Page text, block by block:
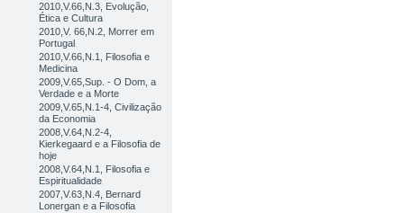
2010,V.66,N.3, Evolução,
Ética e Cultura
2010,V. 66,N.2, Morrer em
Portugal
2010,V.66,N.1, Filosofia e
Medicina
2009,V.65,Sup. - O Dom, a
Verdade e a Morte
2009,V.65,N.1-4, Civilização
da Economia
2008,V.64,N.2-4,
Kierkegaard e a Filosofia de
hoje
2008,V.64,N.1, Filosofia e
Espiritualidade
2007,V.63,N.4, Bernard
Lonergan e a Filosofia